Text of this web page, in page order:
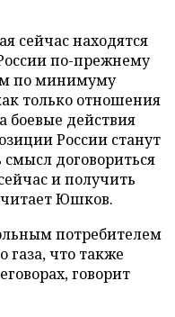
сейчас находятся
по-прежнему
по минимуму
только отношения
боевые действия
России станут
договориться
и получить
Юшков.
потребителем
газа, что также
говорит